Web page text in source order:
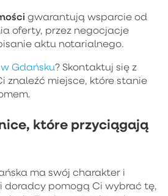
gwarantują wsparcie od
oferty, przez negocjacje
aktu notarialnego.
Gdańsku? Skontaktuj się z
znaleźć miejsce, które stanie
które przyciągają
ma swój charakter i
doradcy pomogą Ci wybrać tę,